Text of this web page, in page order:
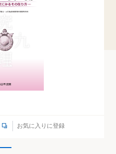
お気に入りに登録